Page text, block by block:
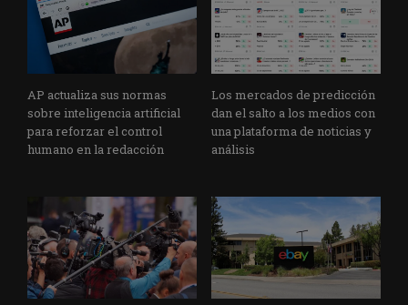
AP actualiza sus normas
sobre inteligencia artificial
para reforzar el control
humano en la redacción
Los mercados de predicción
dan el salto a los medios con
una plataforma de noticias y
análisis